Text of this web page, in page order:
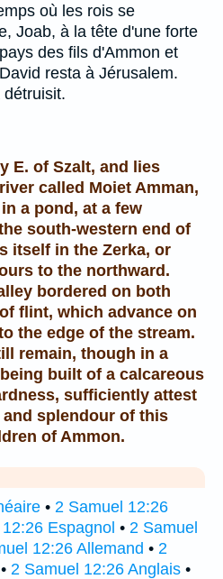
où les rois se
Joab, à la tête d'une forte
des fils d'Ammon et
resta à Jérusalem.
E. of Szalt, and lies
called Moiet Amman,
a pond, at a few
south-western end of
itself in the Zerka, or
to the northward.
bordered on both
flint, which advance on
the edge of the stream.
remain, though in a
built of a calcareous
sufficiently attest
splendour of this
of Ammon.
• 2 Samuel 12:26
Espagnol • 2 Samuel
12:26 Allemand • 2
• 2 Samuel 12:26 Anglais •